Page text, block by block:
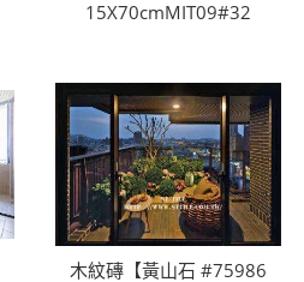
15X70cmMIT09#32
木紋磚【黃山石 #75986